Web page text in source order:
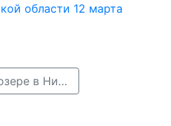
области 12 марта
← Ребенок провалился под тонкий лед на Бурнаковском озере в Нижнем Новгороде